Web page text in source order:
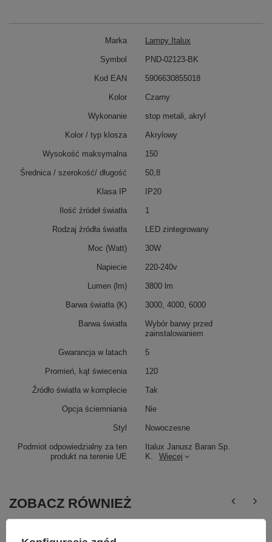
Marka Lampy Italux
Podmiot odpowiedzialny za ten
produkt na terenie UE
Italux Janusz Baran Sp.
K.
Więcej
Symbol PND-02123-BK
Kod EAN 5906630855018
Kolor Czarny
Wykonanie stop metali, akryl
Kolor / typ klosza Akrylowy
Wysokość maksymalna 150
Średnica / szerokość/ długość 50,8
Klasa IP IP20
Ilość źródeł światła 1
Rodzaj źródła światła LED zintegrowany
Moc (Watt) 30W
Napiecie 220-240v
Lumen (lm) 3800 lm
Barwa światła (K) 3000, 4000, 6000
Barwa światła
Wybór barwy przed
zainstalowaniem
Gwarancja w latach 5
Promień, kąt świecenia 120
Źródło światła w komplecie Tak
Opcja ściemniania Nie
Styl Nowoczesne
ZOBACZ RÓWNIEŻ